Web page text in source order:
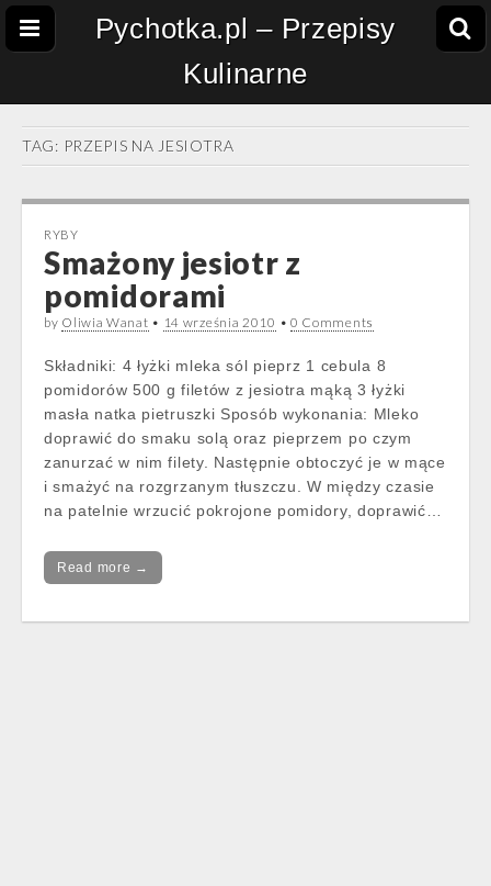
Pychotka.pl – Przepisy
Kulinarne
TAG: PRZEPIS NA JESIOTRA
RYBY
Smażony jesiotr z
pomidorami
by Oliwia Wanat • 14 września 2010 • 0 Comments
Składniki: 4 łyżki mleka sól pieprz 1 cebula 8
pomidorów 500 g filetów z jesiotra mąką 3 łyżki
masła natka pietruszki Sposób wykonania: Mleko
doprawić do smaku solą oraz pieprzem po czym
zanurzać w nim filety. Następnie obtoczyć je w mące
i smażyć na rozgrzanym tłuszczu. W między czasie
na patelnie wrzucić pokrojone pomidory, doprawić…
Read more →